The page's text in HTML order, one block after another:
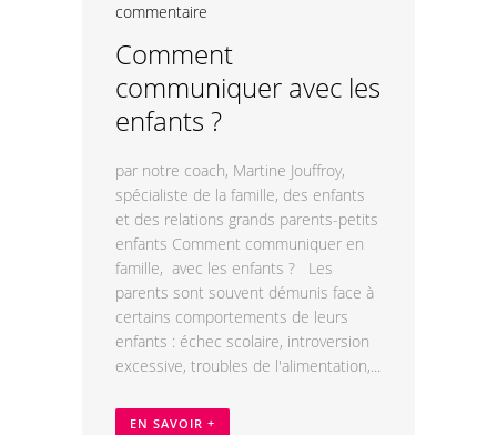
commentaire
Comment
communiquer avec les
enfants ?
par notre coach, Martine Jouffroy,
spécialiste de la famille, des enfants
et des relations grands parents-petits
enfants Comment communiquer en
famille, avec les enfants ? Les
parents sont souvent démunis face à
certains comportements de leurs
enfants : échec scolaire, introversion
excessive, troubles de l'alimentation,...
EN SAVOIR +